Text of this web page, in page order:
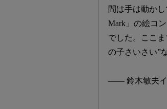
間は手は動か
Mark」の絵コ
でした。ここ
の子さいさい”
―― 鈴木敏夫イ